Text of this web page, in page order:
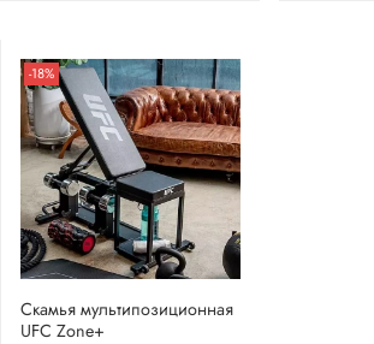
-18%
Скамья мультипозиционная
UFC Zone+